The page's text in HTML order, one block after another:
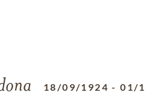
18/09/1924 -01/